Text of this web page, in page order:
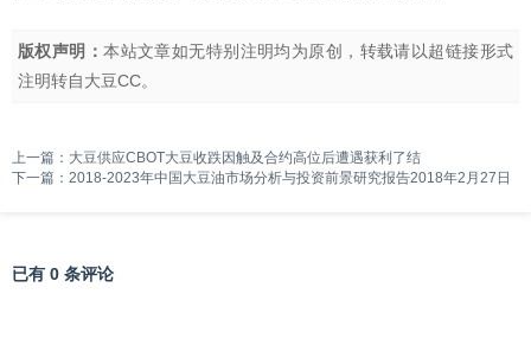
版权声明：本站文章如无特别注明均为原创，转载请以超链接形式
注明转自大豆CC。
上一篇： 大豆供应CBOT大豆收跌因触及合约高位后遭遇获利了结
下一篇： 2018-2023年中国大豆油市场分析与投资前景研究报告2018年2月27日
已有 0 条评论